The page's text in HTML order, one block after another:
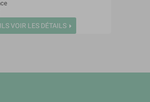
VOIR LES DÉTAILS